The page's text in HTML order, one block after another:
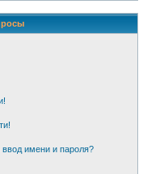
имени и пароля?